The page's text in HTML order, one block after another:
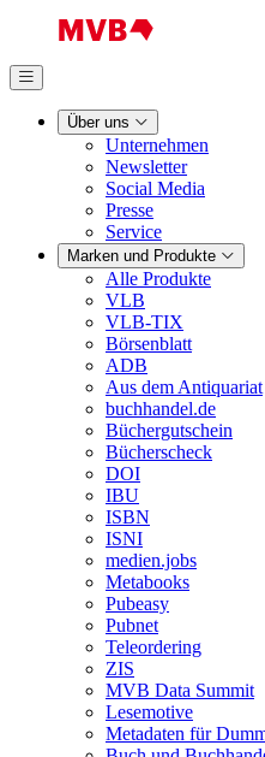
Über uns
Unternehmen
Newsletter
Social Media
Presse
Service
Marken und Produkte
Alle Produkte
VLB
VLB-TIX
Börsenblatt
ADB
Aus dem Antiquariat
buchhandel.de
Büchergutschein
Bücherscheck
DOI
IBU
ISBN
ISNI
medien.jobs
Metabooks
Pubeasy
Pubnet
Teleordering
ZIS
MVB Data Summit
Lesemotive
Metadaten für